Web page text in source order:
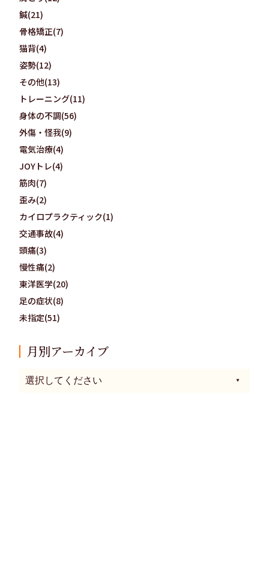
鍼(21)
骨格矯正(7)
猫背(4)
姿勢(12)
その他(13)
トレーニング(11)
身体の不調(56)
外傷・怪我(9)
電気治療(4)
JOYトレ(4)
筋肉(7)
歪み(2)
カイロプラクティック(1)
交通事故(4)
頭痛(3)
慢性痛(2)
東洋医学(20)
足の症状(8)
未指定(51)
月別アーカイブ